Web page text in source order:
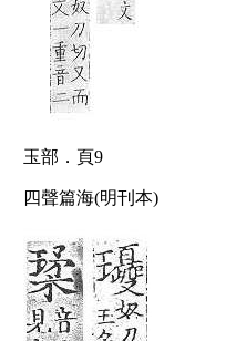
玉部．頁9
四聲篇海(明刊本)